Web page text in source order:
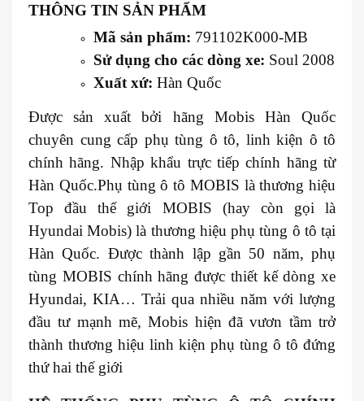
THÔNG TIN SẢN PHẨM
Mã sản phẩm: 791102K000-MB
Sử dụng cho các dòng xe: Soul 2008
Xuất xứ: Hàn Quốc
Được sản xuất bởi hãng Mobis Hàn Quốc
chuyên cung cấp phụ tùng ô tô, linh kiện ô tô
chính hãng. Nhập khẩu trực tiếp chính hãng từ
Hàn Quốc.Phụ tùng ô tô MOBIS là thương hiệu
Top đầu thế giới MOBIS (hay còn gọi là
Hyundai Mobis) là thương hiệu phụ tùng ô tô tại
Hàn Quốc. Được thành lập gần 50 năm, phụ
tùng MOBIS chính hãng được thiết kế dòng xe
Hyundai, KIA… Trải qua nhiều năm với lượng
đầu tư mạnh mẽ, Mobis hiện đã vươn tầm trở
thành thương hiệu linh kiện phụ tùng ô tô đứng
thứ hai thế giới